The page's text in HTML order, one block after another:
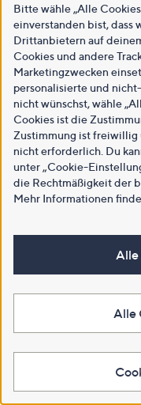
Bitte wähle „Alle
einverstanden bist, dass
Drittanbietern auf
Cookies und andere
Marketingzwecken
personalisierte und
nicht wünschst, wähle
Cookies ist die
Zustimmung ist
nicht erforderlich. Du
unter „Cookie-
die Rechtmäßigkeit der
Mehr Informationen
Alle
Alle